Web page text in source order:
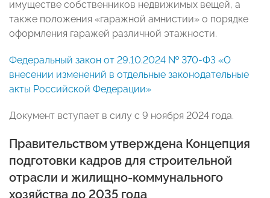
имуществе собственников недвижимых вещей, а
также положения «гаражной амнистии» о порядке
оформления гаражей различной этажности.
Федеральный закон от 29.10.2024 № 370-ФЗ «О
внесении изменений в отдельные законодательные
акты Российской Федерации»
Документ вступает в силу с 9 ноября 2024 года.
Правительством утверждена Концепция
подготовки кадров для строительной
отрасли и жилищно-коммунального
хозяйства до 2035 года